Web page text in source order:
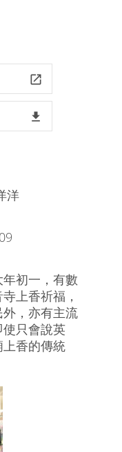
launch
file_download
洋
年初一，有數
上香祈福，
，亦有主流
只會說英
香的傳統